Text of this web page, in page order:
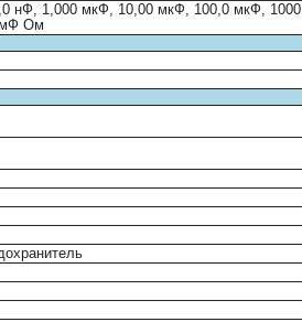
нФ, 1,000 мкФ, 10,00 мкФ, 100,0 мкФ, 1000
мФ Ом